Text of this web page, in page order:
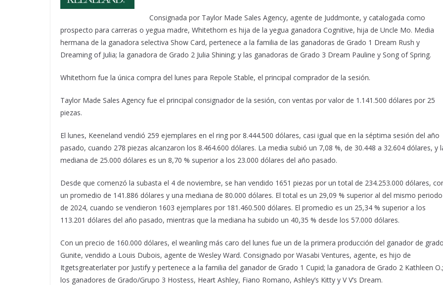
Consignada por Taylor Made Sales Agency, agente de Juddmonte, y catalogada como
prospecto para carreras o yegua madre, Whitethorn es hija de la yegua ganadora Cognitive, hija de Uncle Mo. Media
hermana de la ganadora selectiva Show Card, pertenece a la familia de las ganadoras de Grado 1 Dream Rush y
Dreaming of Julia; la ganadora de Grado 2 Julia Shining; y las ganadoras de Grado 3 Dream Pauline y Song of Spring.
Whitethorn fue la única compra del lunes para Repole Stable, el principal comprador de la sesión.
Taylor Made Sales Agency fue el principal consignador de la sesión, con ventas por valor de 1.141.500 dólares por 25
piezas.
El lunes, Keeneland vendió 259 ejemplares en el ring por 8.444.500 dólares, casi igual que en la séptima sesión del año
pasado, cuando 278 piezas alcanzaron los 8.464.600 dólares. La media subió un 7,08 %, de 30.448 a 32.604 dólares, y
mediana de 25.000 dólares es un 8,70 % superior a los 23.000 dólares del año pasado.
Desde que comenzó la subasta el 4 de noviembre, se han vendido 1651 piezas por un total de 234.253.000 dólares,
un promedio de 141.886 dólares y una mediana de 80.000 dólares. El total es un 29,09 % superior al del mismo periodo
de 2024, cuando se vendieron 1603 ejemplares por 181.460.500 dólares. El promedio es un 25,34 % superior a los
113.201 dólares del año pasado, mientras que la mediana ha subido un 40,35 % desde los 57.000 dólares.
Con un precio de 160.000 dólares, el weanling más caro del lunes fue un de la primera producción del ganador de
Gunite, vendido a Louis Dubois, agente de Wesley Ward. Consignado por Wasabi Ventures, agente, es hijo de
Itgetsgreaterlater por Justify y pertenece a la familia del ganador de Grado 1 Cupid; la ganadora de Grado 2 Kathleen
los ganadores de Grado/Grupo 3 Hostess, Heart Ashley, Fiano Romano, Ashley’s Kitty y V V’s Dream.